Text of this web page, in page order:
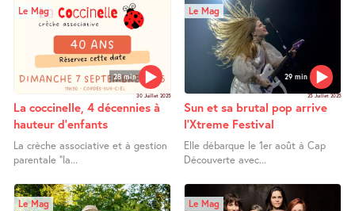
28 min
Le Mag
30 Juillet 2025
La coccinelle, 4 décennies à
hauteur d’enfants
La crèche associative et à gestion
parentale "la...
29 min
Le Mag
25 Juillet 2025
Sun et sa brutal pop arrive
l’Xtreme Festival
Elle débarque le 1er août à Cap
Découverte avec...
Le Mag Le Mag